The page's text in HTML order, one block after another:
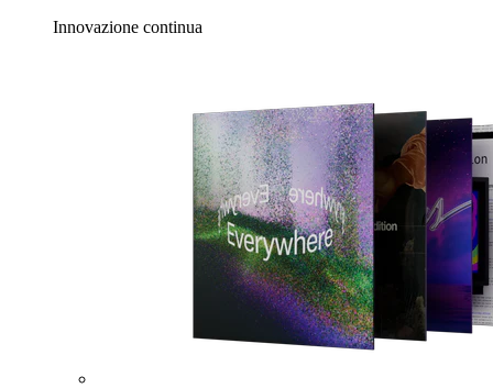
Innovazione continua